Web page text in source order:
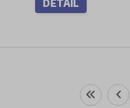
DETAIL